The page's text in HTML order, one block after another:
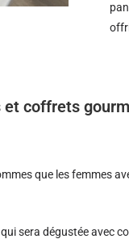
coffrets
que les femmes
sera dégustée avec